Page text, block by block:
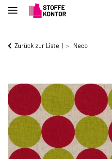
Zurück zur Liste Neco